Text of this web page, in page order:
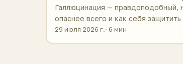
Галлюцинация — правдоподобный,
опаснее всего и как себя
29 июля 2026 г. 6 мин